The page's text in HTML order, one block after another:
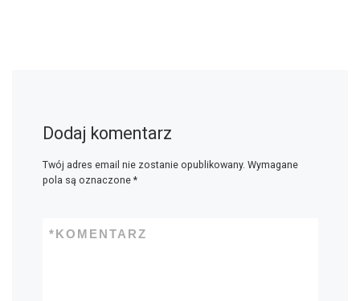
Dodaj komentarz
Twój adres email nie zostanie opublikowany. Wymagane
pola są oznaczone *
KOMENTARZ
*